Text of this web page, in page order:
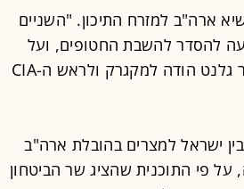
ארה"ב למזרח התיכון. "השניים
להסדר להשבת החטופים, ועל
הדרכים האפשריות לפתרון הפערים שנותרו. השר גלנט הודה למקגרק ולראש ה-CIA
ישראל למצרים בהובלת ארה"ב
פי התוכנית שהציג שר הביטחון